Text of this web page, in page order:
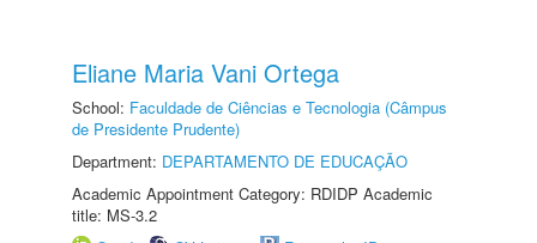
Eliane Maria Vani Ortega
School: Faculdade de Ciências e Tecnologia (Câmpus
de Presidente Prudente)
Department: DEPARTAMENTO DE EDUCAÇÃO
Academic Appointment Category: RDIDP Academic
title: MS-3.2